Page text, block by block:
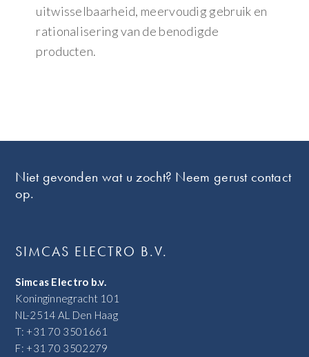
uitwisselbaarheid, meervoudig gebruik en
rationalisering van de benodigde
producten.
Niet gevonden wat u zocht? Neem gerust contact
op.
SIMCAS ELECTRO B.V.
Simcas Electro b.v.
Koninginnegracht 101
NL-2514 AL Den Haag
T: +31 70 3501661
F: +31 70 3502279